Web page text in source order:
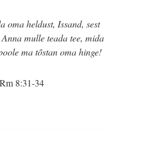
oma heldust, Issand, sest
mulle teada tee, mida
ma tõstan oma hinge!
8:31-34